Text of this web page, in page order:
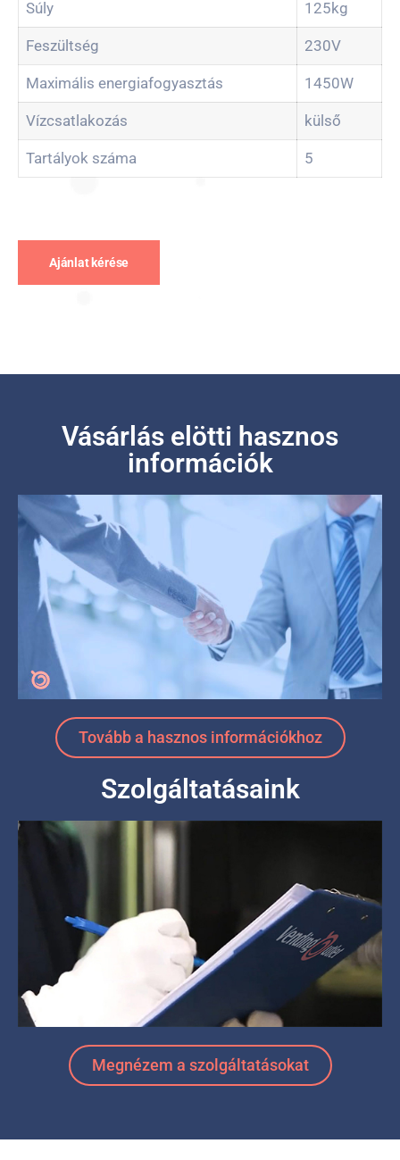
Súly 125kg
Feszültség 230V
Maximális energiafogyasztás 1450W
Vízcsatlakozás külső
Tartályok száma 5
Ajánlat kérése
Vásárlás elötti hasznos
információk
Tovább a hasznos információkhoz
Szolgáltatásaink
Megnézem a szolgáltatásokat